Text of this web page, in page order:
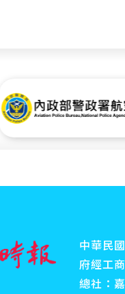
中華民
府經工
總社：